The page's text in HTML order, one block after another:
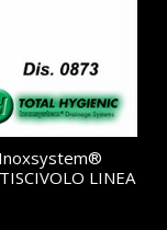
Inoxsystem®
LINEA